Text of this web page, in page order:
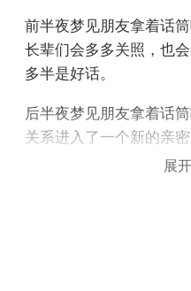
前半夜梦见朋友拿着话
长辈们会多多关照，也
多半是好话。
后半夜梦见朋友拿着话
关系进入了一个新的亲密
上午梦见朋友拿着话筒
展